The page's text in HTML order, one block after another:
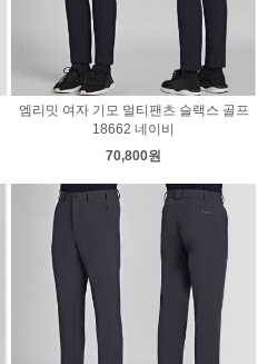
엠리밋 여자 기모 멀티팬츠 슬랙스 골프
18662 네이비
70,800원